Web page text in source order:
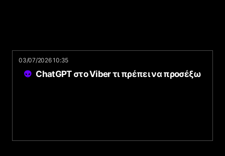
03/07/2026 10:35
ChatGPT στο Viber τι πρέπει να προσέξω